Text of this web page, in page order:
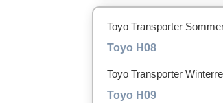
Toyo Transporter
Toyo H08
Toyo Transporter
Toyo H09